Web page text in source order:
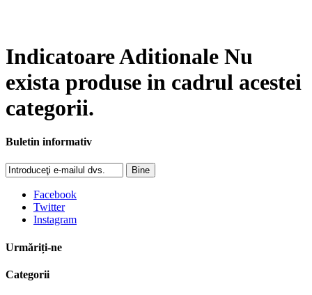
Indicatoare Aditionale Nu
exista produse in cadrul acestei
categorii.
Buletin informativ
Bine
Facebook
Twitter
Instagram
Urmăriți-ne
Categorii